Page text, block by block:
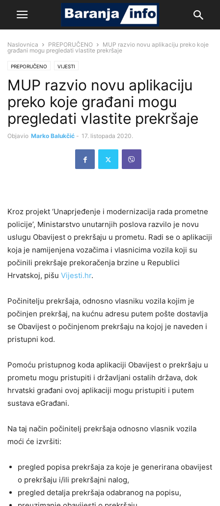
Naslovnica PREPORUČENO
MUP razvio novu aplikaciju preko koje
građani mogu pregledati vlastite prekršaje
PREPORUČENO VIJESTI
MUP razvio novu aplikaciju
preko koje građani mogu
pregledati vlastite prekršaje
Objavio Marko Balukčić - 17. listopada 2020.
Kroz projekt ‘Unaprjeđenje i modernizacija rada prometne
policije’, Ministarstvo unutarnjih poslova razvilo je novu
uslugu Obavijest o prekršaju u prometu. Radi se o aplikaciji
koja je namijenjena vozačima i vlasnicima vozila koji su
počinili prekršaje prekoračenja brzine u Republici
Hrvatskoj, pišu Vijesti.hr.
Počinitelju prekršaja, odnosno vlasniku vozila kojim je
počinjen prekršaj, na kućnu adresu putem pošte dostavlja
se Obavijest o počinjenom prekršaju na kojoj je naveden i
pristupni kod.
Pomoću pristupnog koda aplikaciji Obavijest o prekršaju u
prometu mogu pristupiti i državljani ostalih država, dok
hrvatski građani ovoj aplikaciji mogu pristupiti i putem
sustava eGrađani.
Na taj način počinitelj prekršaja odnosno vlasnik vozila
moći će izvršiti:
pregled popisa prekršaja za koje je generirana obavijest
o prekršaju i/ili prekršajni nalog,
pregled detalja prekršaja odabranog na popisu,